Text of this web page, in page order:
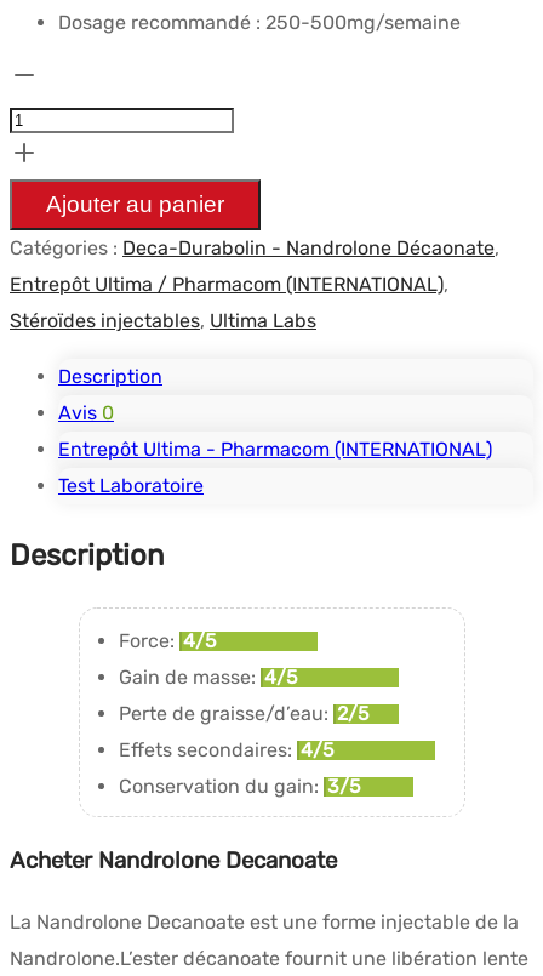
Dosage recommandé : 250-500mg/semaine
de
Deca
250
10ml
-
UltimaPharma
Ajouter au panier
Catégories : Deca-Durabolin - Nandrolone Décaonate,
Entrepôt Ultima / Pharmacom (INTERNATIONAL),
Stéroïdes injectables, Ultima Labs
Description
Avis 0
Entrepôt Ultima - Pharmacom (INTERNATIONAL)
Test Laboratoire
Description
Force: 4/5
Gain de masse: 4/5
Perte de graisse/d’eau: 2/5
Effets secondaires: 4/5
Conservation du gain: 3/5
Acheter Nandrolone Decanoate
La Nandrolone Decanoate est une forme injectable de la
Nandrolone.L’ester décanoate fournit une libération lente